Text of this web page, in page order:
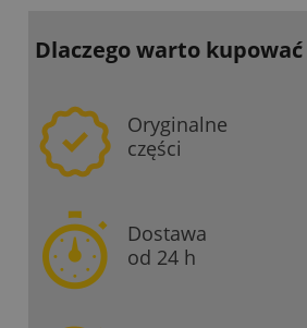
Dlaczego warto kupować
Oryginalne
części
Dostawa
od 24 h